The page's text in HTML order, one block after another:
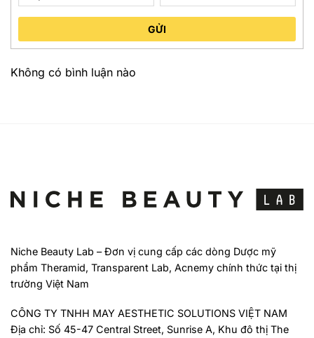
GỬI
Không có bình luận nào
Niche Beauty Lab – Đơn vị cung cấp các dòng Dược mỹ
phẩm Theramid, Transparent Lab, Acnemy chính thức tại thị
trường Việt Nam
CÔNG TY TNHH MAY AESTHETIC SOLUTIONS VIỆT NAM
Địa chỉ: Số 45-47 Central Street, Sunrise A, Khu đô thị The